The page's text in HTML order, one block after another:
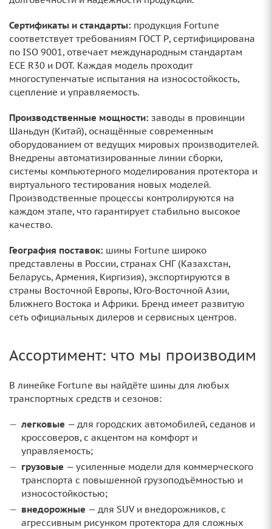
Сертификаты и стандарты: продукция Fortune
соответствует требованиям ГОСТ Р, сертифицирована
по ISO 9001, отвечает международным стандартам
ECE R30 и DOT. Каждая модель проходит
многоступенчатые испытания на износостойкость,
сцепление и управляемость.
Производственные мощности: заводы в провинции
Шаньдун (Китай), оснащённые современным
оборудованием от ведущих мировых производителей.
Внедрены автоматизированные линии сборки,
системы компьютерного моделирования протектора и
виртуального тестирования новых моделей.
Производственные процессы контролируются на
каждом этапе, что гарантирует стабильно высокое
качество.
География поставок: шины Fortune широко
представлены в России, странах СНГ (Казахстан,
Беларусь, Армения, Киргизия), экспортируются в
страны Восточной Европы, Юго‑Восточной Азии,
Ближнего Востока и Африки. Бренд имеет развитую
сеть официальных дилеров и сервисных центров.
Ассортимент: что мы производим
В линейке Fortune вы найдёте шины для любых
транспортных средств и сезонов:
легковые — для городских автомобилей, седанов и
кроссоверов, с акцентом на комфорт и
управляемость;
грузовые — усиленные модели для коммерческого
транспорта с повышенной грузоподъёмностью и
износостойкостью;
внедорожные — для SUV и внедорожников, с
агрессивным рисунком протектора для сложных